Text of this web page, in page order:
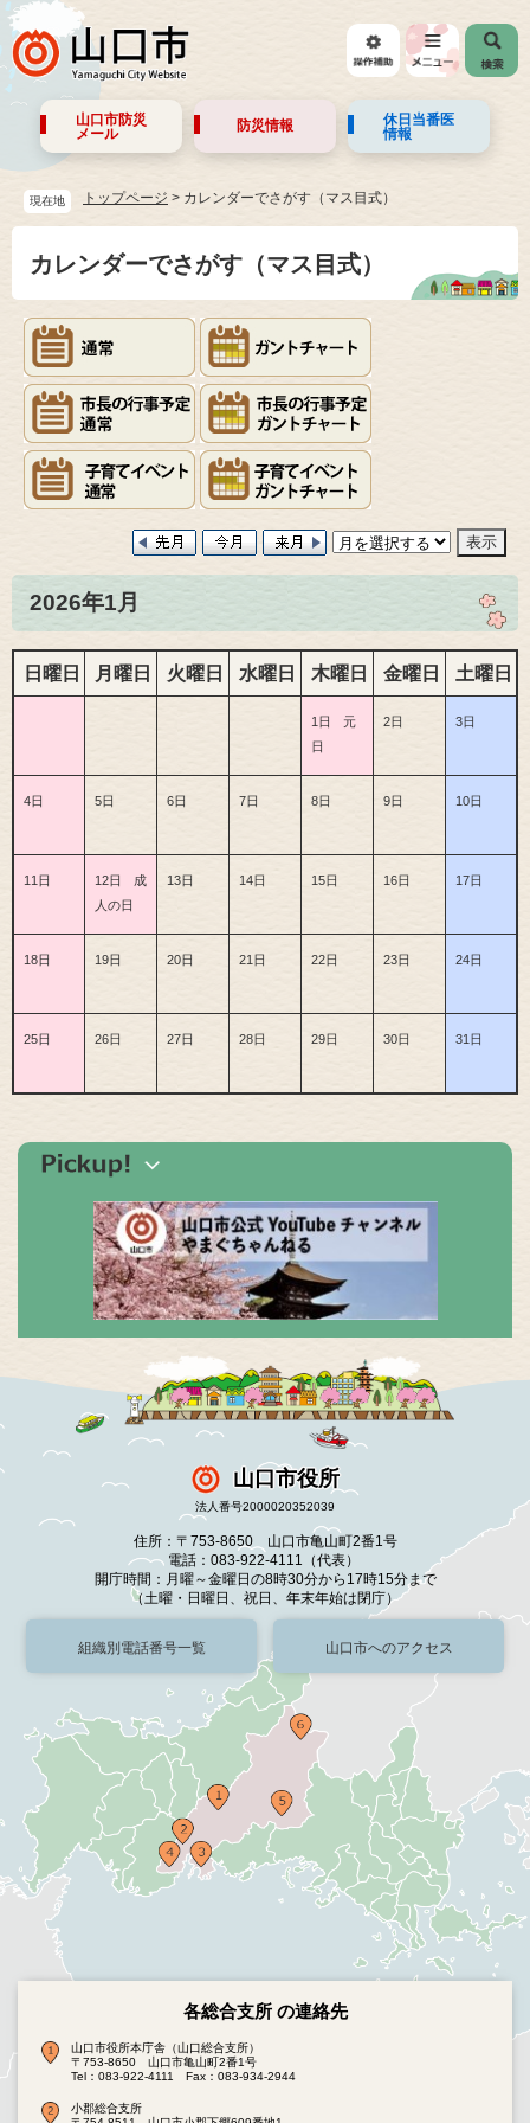
山口市防災
メール
防災情報
休日当番医
情報
現在地 トップページ > カレンダーでさがす（マス目式）
カレンダーでさがす（マス目式）
2026年1月
日曜日 月曜日 火曜日 水曜日 木曜日 金曜日 土曜日
1日
元
日
2日 3日
4日 5日 6日 7日 8日 9日 10日
11日 12日
成
人の日
13日 14日 15日 16日 17日
18日 19日 20日 21日 22日 23日 24日
25日 26日 27日 28日 29日 30日 31日
山口市役所
法人番号2000020352039
住所：〒753-8650 山口市亀山町2番1号
電話：083-922-4111（代表）
開庁時間：月曜～金曜日の8時30分から17時15分まで
（土曜・日曜日、祝日、年末年始は閉庁）
組織別電話番号一覧 山口市へのアクセス
各総合支所 の連絡先
山口市役所本庁舎（山口総合支所）
〒753-8650 山口市亀山町2番1号
Tel：083-922-4111
Fax：083-934-2944
小郡総合支所